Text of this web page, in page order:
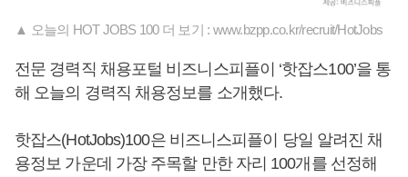
▲ 오늘의 HOT JOBS 100 더 보기 : www.bzpp.co.kr/recruit/HotJobs
전문 경력직 채용포털 비즈니스피플이 ‘핫잡스100’을 통
해 오늘의 경력직 채용정보를 소개했다.
핫잡스(HotJobs)100은 비즈니스피플이 당일 알려진 채
용정보 가운데 가장 주목할 만한 자리 100개를 선정해